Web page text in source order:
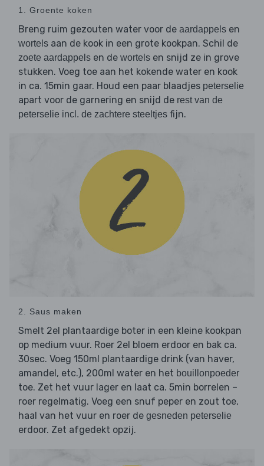
1. Groente koken
Breng ruim gezouten water voor de aardappels en
wortels aan de kook in een grote kookpan. Schil de
zoete aardappels en de wortels en snijd ze in grove
stukken. Voeg toe aan het kokende water en kook
in ca. 15min gaar. Houd een paar blaadjes peterselie
apart voor de garnering en snijd de rest van de
peterselie incl. de zachtere steeltjes fijn.
2. Saus maken
Smelt 2el plantaardige boter in een kleine kookpan
op medium vuur. Roer 2el bloem erdoor en bak ca.
30sec. Voeg 150ml plantaardige drink (van haver,
amandel, etc.), 200ml water en het bouillonpoeder
toe. Zet het vuur lager en laat ca. 5min borrelen –
roer regelmatig. Voeg een snuf peper en zout toe,
haal van het vuur en roer de gesneden peterselie
erdoor. Zet afgedekt opzij.